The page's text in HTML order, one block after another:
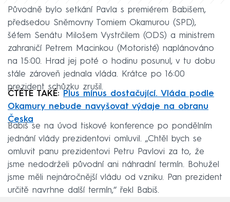
Původně bylo setkání Pavla s premiérem Babišem,
předsedou Sněmovny Tomiem Okamurou (SPD),
šéfem Senátu Milošem Vystrčilem (ODS) a ministrem
zahraničí Petrem Macinkou (Motoristé) naplánováno
na 15:00. Hrad jej poté o hodinu posunul, v tu dobu
stále zároveň jednala vláda. Krátce po 16:00
prezident schůzku zrušil.
ČTĚTE TAKÉ:
Plus mínus dostačující. Vláda podle
Okamury nebude navyšovat výdaje na obranu
Česka
Babiš se na úvod tiskové konference po pondělním
jednání vlády prezidentovi omluvil. „Chtěl bych se
omluvit panu prezidentovi Petru Pavlovi za to, že
jsme nedodrželi původní ani náhradní termín. Bohužel
jsme měli nejnáročnější vládu od vzniku. Pan prezident
určitě navrhne další termín,“ řekl Babiš.